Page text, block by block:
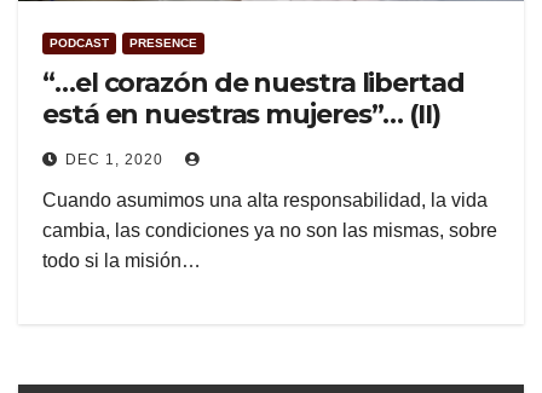
PODCAST PRESENCE
“…el corazón de nuestra libertad
está en nuestras mujeres”… (II)
DEC 1, 2020
Cuando asumimos una alta responsabilidad, la vida
cambia, las condiciones ya no son las mismas, sobre
todo si la misión…